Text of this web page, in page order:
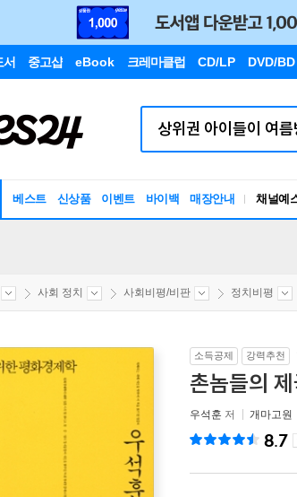
서 중고샵 eBook 크레마클럽 CD/LP DVD/BD
베스트 신상품 이벤트 바이백 매장안내 채널예
사회 정치 사회비평/비판 정치비평
소득공제 강력추천
촌놈들의
우석훈 저 개마고원
8.7